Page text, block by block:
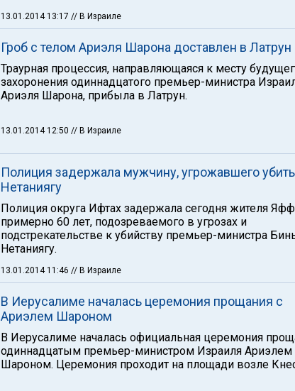
13.01.2014 13:17 // В Израиле
Гроб с телом Ариэля Шарона доставлен в Латрун
Траурная процессия, направляющаяся к месту
захоронения одиннадцатого премьер-министра
Ариэля Шарона, прибыла в Латрун.
13.01.2014 12:50 // В Израиле
Полиция задержала мужчину, угрожавшего убить
Нетаниягу
Полиция округа Ифтах задержала сегодня жителя
примерно 60 лет, подозреваемого в угрозах и
подстрекательстве к убийству премьер-министра
Нетаниягу.
13.01.2014 11:46 // В Израиле
В Иерусалиме началась церемония прощания с
Ариэлем Шароном
В Иерусалиме началась официальная церемония
одиннадцатым премьер-министром Израиля Ариэлем
Шароном. Церемония проходит на площади возле